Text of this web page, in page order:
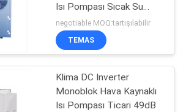
Havuzu Hava
Isı
28
Isı Pompası Sıcak Su
Isıtıcı
negotiable MOQ:tartışılabilir
TEMAS
Klima DC Inverter
Monoblok Hava Kaynaklı
Isı Pompası Ticari 49dB